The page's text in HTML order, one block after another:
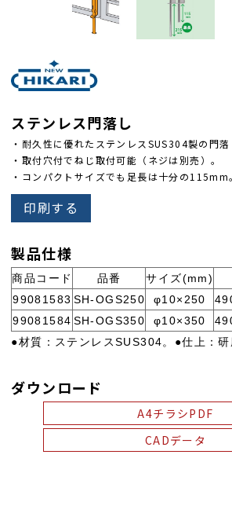
ステンレス門落し
・耐久性に優れたステンレスSUS304製の門落
・取付穴付でねじ取付可能（ネジは別売）。
・コンパクトサイズでも足長は十分の115mm
印刷する
製品仕様
商品コード 品番 サイズ(mm)
99081583 SH-OGS250 φ10×250
99081584 SH-OGS350 φ10×350
●材質：ステンレスSUS304。●仕上：研
ダウンロード
A4チラシPDF
CADデータ